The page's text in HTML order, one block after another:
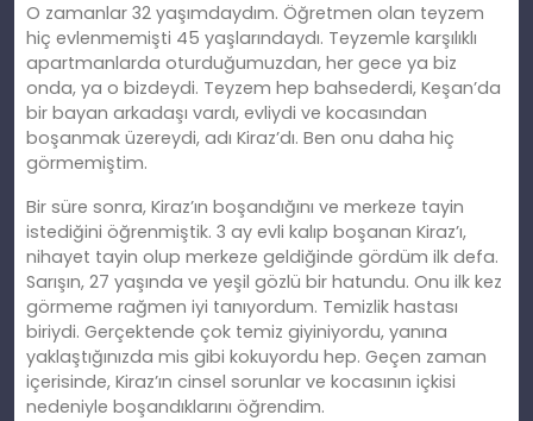
O zamanlar 32 yaşımdaydım. Öğretmen olan teyzem
hiç evlenmemişti 45 yaşlarındaydı. Teyzemle karşılıklı
apartmanlarda oturduğumuzdan, her gece ya biz
onda, ya o bizdeydi. Teyzem hep bahsederdi, Keşan’da
bir bayan arkadaşı vardı, evliydi ve kocasından
boşanmak üzereydi, adı Kiraz’dı. Ben onu daha hiç
görmemiştim.
Bir süre sonra, Kiraz’ın boşandığını ve merkeze tayin
istediğini öğrenmiştik. 3 ay evli kalıp boşanan Kiraz’ı,
nihayet tayin olup merkeze geldiğinde gördüm ilk defa.
Sarışın, 27 yaşında ve yeşil gözlü bir hatundu. Onu ilk kez
görmeme rağmen iyi tanıyordum. Temizlik hastası
biriydi. Gerçektende çok temiz giyiniyordu, yanına
yaklaştığınızda mis gibi kokuyordu hep. Geçen zaman
içerisinde, Kiraz’ın cinsel sorunlar ve kocasının içkisi
nedeniyle boşandıklarını öğrendim.